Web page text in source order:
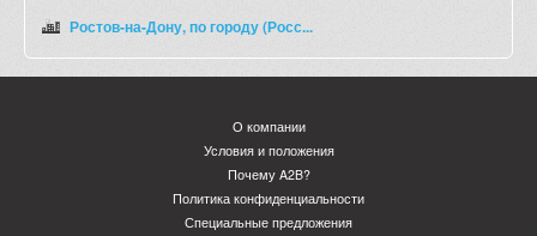
Ростов-на-Дону, по городу (Росс...
О компании
Условия и положения
Почему A2B?
Политика конфиденциальности
Специальные предложения